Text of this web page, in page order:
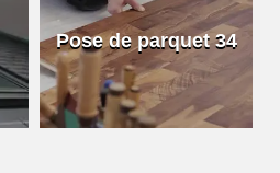
Pose de parquet 34